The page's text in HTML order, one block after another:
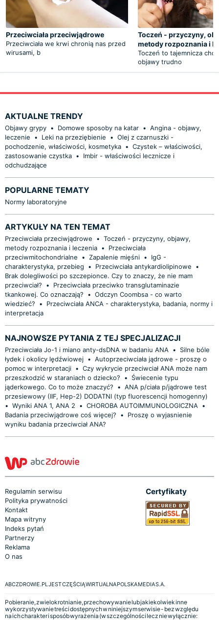
Przeciwciała przeciwjądrowe
Przeciwciała we krwi chronią nas przed
wirusami, b
Toczeń - przyczyny,
metody rozpoznania i
Toczeń to tajemnicza
objawy trudno
AKTUALNE TRENDY
Objawy grypy • Domowe sposoby na katar • Angina - objawy,
leczenie
• Leki na przeziębienie • Olej z czarnuszki -
pochodzenie, właściwości, kosmetyka • Czystek – właściwości,
zastosowanie czystka •
Imbir - właściwości lecznicze i
odchudzające
POPULARNE TEMATY
Normy laboratoryjne
ARTYKUŁY NA TEN TEMAT
Przeciwciała przeciwjądrowe • Toczeń - przyczyny, objawy,
metody rozpoznania i leczenia •
Przeciwciała
przeciwmitochondrialne
• Zapalenie mięśni •
IgG -
charakterystyka, przebieg
• Przeciwciała antykardiolipinowe
•
Brak dolegliwości po szczepionce. Czy to znaczy, że nie mam
przeciwciał?
•
Przeciwciała przeciwko transglutaminazie
tkankowej. Co oznaczają?
• Odczyn Coombsa - co warto
wiedzieć?
•
Przeciwciała ANCA - charakterystyka, badania, normy i
interpretacja
NAJNOWSZE PYTANIA Z TEJ SPECJALIZACJI
Przeciwciała Jo-1 i miano anty-dsDNA w badaniu ANA •
Silne bóle
łydek i okolicy lędźwiowej • Autoprzeciwciała jądrowe - proszę o
pomoc w interpretacji • Czy wykrycie przeciwciał ANA może nam
przeszkodzić w staraniach o dziecko?
•
Świecenie typu
jąderkowego. Co to może znaczyć?
• ANA p/ciała p/jądrowe test
przesiewowy (IIF, Hep-2) DODATNI (typ fluorescencji homogenny)
• Wyniki ANA 1, ANA 2 • CHOROBA AUTOIMMUNOLOGICZNA
•
Badania przeciwjądrowe coś więcej?
•
Proszę o wyjasnienie
wyniku badania przeciwciał ANA?
Regulamin serwisu
Polityka prywatności
Kontakt
Mapa witryny
Indeks pytań
Partnerzy
Reklama
O nas
Certyfikaty
ABCZDROWIE.PL JEST CZĘŚCIĄ WIRTUALNA POLSKA MEDIA S.A.
Pobieranie, zwielokrotnianie, przechowywanie lub jakiekolwiek inne
wykorzystywanie treści dostępnych w niniejszym serwisie - bez względu
na ich charakter i sposób wyrażenia (w szczególności lecz nie wyłącznie: